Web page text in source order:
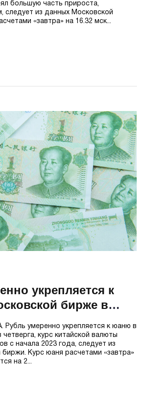
большую часть прироста,
следует из данных Московской
«завтра» на 16.32 мск...
укрепляется к
бирже в
торгов четверга
Рубль умеренно укрепляется к юаню в
курс китайской валюты
с начала 2023 года, следует из
Курс юаня расчетами «завтра»
на 2...